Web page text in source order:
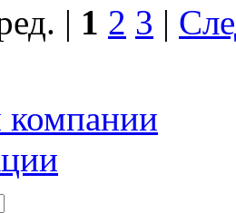
| 1 2 3 |
компании